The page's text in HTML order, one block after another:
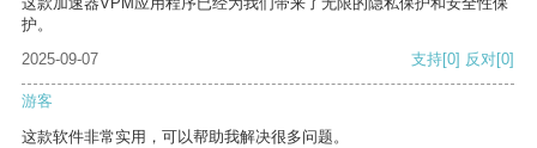
护。
2025-09-07
支持[0] 反对[0]
游客
这款软件非常实用，可以帮助我解决很多问题。